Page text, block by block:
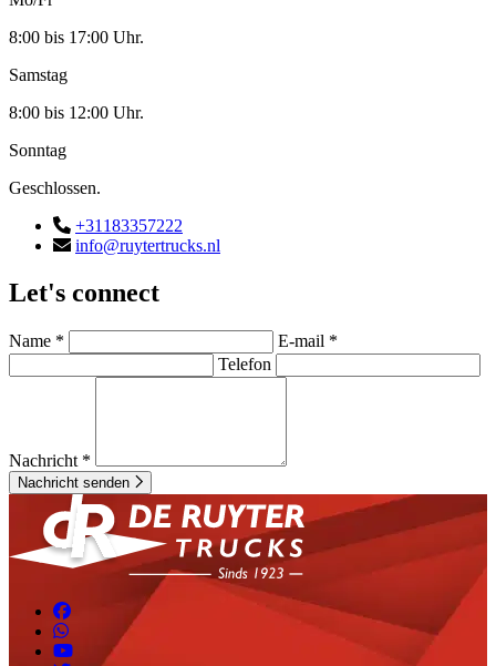
8:00 bis 17:00 Uhr.
Samstag
8:00 bis 12:00 Uhr.
Sonntag
Geschlossen.
+31183357222
info@ruytertrucks.nl
Let's connect
Name *
E-mail *
Telefon
Nachricht *
Nachricht senden